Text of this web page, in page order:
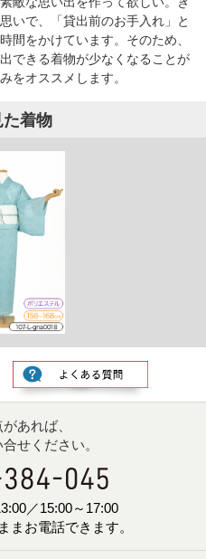
いで、「貸出前のお手入れ」と
間をかけています。そのため、
できる着物が少なくなることが
をオススメします。
着物
あれば、
せください。
／15:00～17:00
お電話できます。